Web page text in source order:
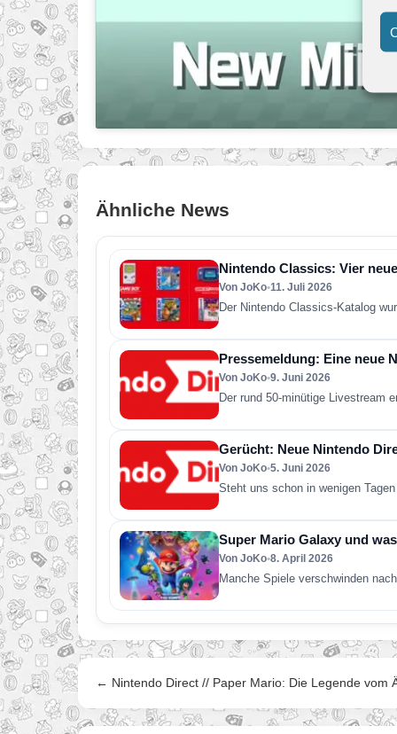
Ähnliche News
Nintendo Classics: Vier
Von JoKo•11. Juli 2026
Der Nintendo Classics-Katalog
Pressemeldung: Eine neue
Von JoKo•9. Juni 2026
Der rund 50-minütige Livestream
Gerücht: Neue Nintendo
Von JoKo•5. Juni 2026
Steht uns schon in wenigen
Super Mario Galaxy und
Von JoKo•8. April 2026
Manche Spiele verschwinden
← Nintendo Direct // Paper Mario: Die Legende vom